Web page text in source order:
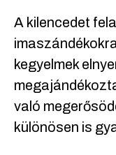
A kilencedet
kegyelmek
való
különösen is